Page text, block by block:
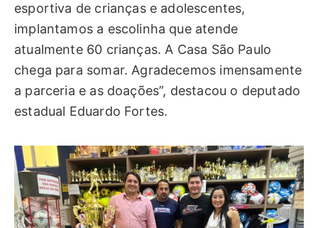
esportiva de crianças e adolescentes,
implantamos a escolinha que atende
atualmente 60 crianças. A Casa São Paulo
chega para somar. Agradecemos imensamente
a parceria e as doações”, destacou o deputado
estadual Eduardo Fortes.